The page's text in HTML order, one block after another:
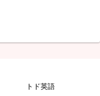
トド英語